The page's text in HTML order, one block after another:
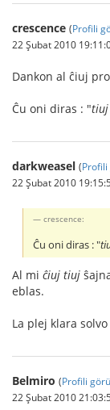
crescence (Profili
22 Şubat 2010
Dankon al ĉiuj
Ĉu oni diras : "tiuj
darkweasel (
22 Şubat 2010
crescence:
Ĉu oni diras : "
Al mi ĉiuj tiuj
eblas.
La plej klara solvo
Belmiro (Profili
22 Şubat 2010